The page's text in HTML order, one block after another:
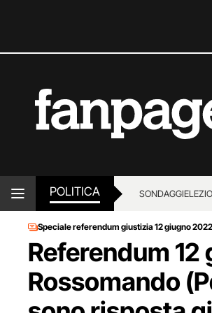
POLITICA SONDAGGI
Speciale referendum giustizia 12 giugno 2022
Referendum 12
Rossomando